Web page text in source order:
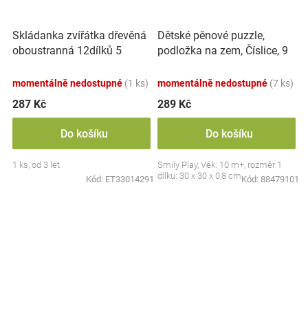
Skládanka zvířátka dřevěná
oboustranná 12dílků 5
17x12x1,5cm
momentálně nedostupné (1 ks)
287 Kč
Do košíku
1 ks, od 3 let
Kód: ET33014291
Dětské pěnové puzzle,
podložka na zem, Číslice, 9
momentálně nedostupné (7 ks)
289 Kč
Do košíku
Smily Play, Věk: 10 m+, rozměr 1
dílku: 30 x 30 x 0,8 cmKód: 88479101